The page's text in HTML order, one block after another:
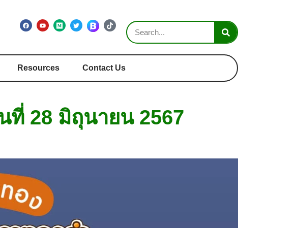
Resources Contact Us
ที่ 28 มิถุนายน 2567